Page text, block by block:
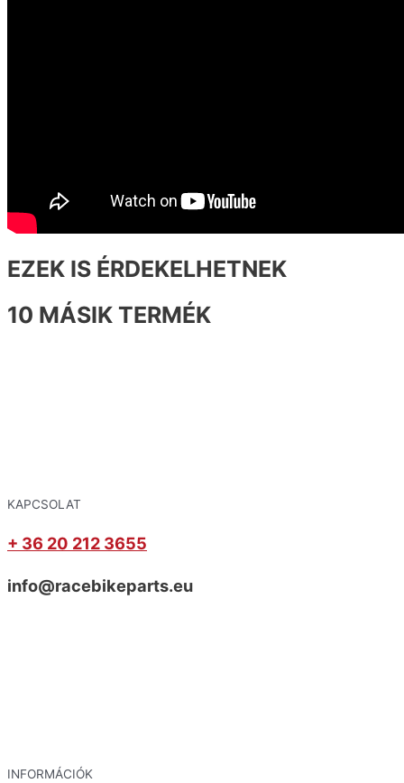
EZEK IS ÉRDEKELHETNEK
10 MÁSIK TERMÉK
KAPCSOLAT
+ 36 20 212 3655
info@racebikeparts.eu
INFORMÁCIÓK